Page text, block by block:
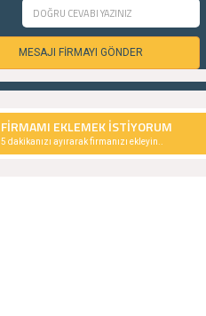
MESAJI FİRMAYI GÖNDER
FİRMAMI EKLEMEK İSTİYORUM
5 dakikanızı ayırarak firmanızı ekleyin..